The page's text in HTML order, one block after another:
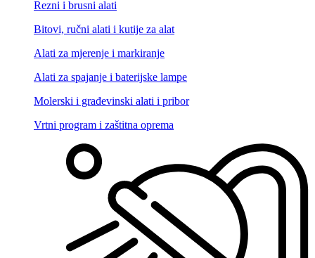
Rezni i brusni alati
Bitovi, ručni alati i kutije za alat
Alati za mjerenje i markiranje
Alati za spajanje i baterijske lampe
Molerski i građevinski alati i pribor
Vrtni program i zaštitna oprema